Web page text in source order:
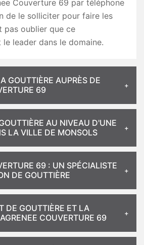
Couverture 69 par téléphone
de le solliciter pour faire les
pas oublier que ce
leader dans le domaine.
GOUTTIÈRE AUPRÈS DE
69
AU NIVEAU D'UNE
LA VILLE DE MONSOLS
69 : UN SPÉCIALISTE
DE GOUTTIÈRE
DE GOUTTIÈRE ET LA
COUVERTURE 69